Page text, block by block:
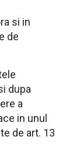
si in
de
dupa
a
in unul
de art. 13